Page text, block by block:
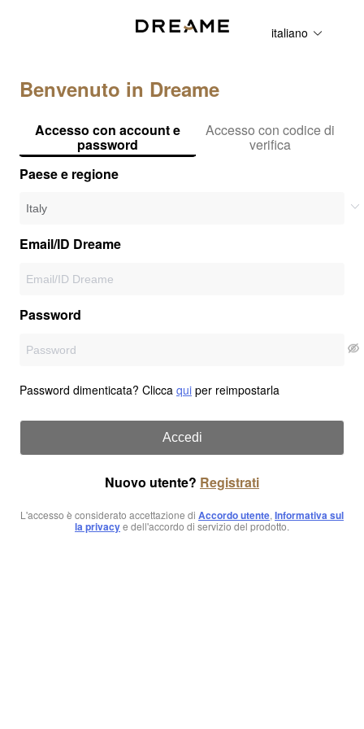
italiano
Benvenuto in Dreame
Accesso con account e
password
Accesso con codice di
verifica
Paese e regione
Email/ID Dreame
Password
Password dimenticata? Clicca qui per reimpostarla
Accedi
Nuovo utente? Registrati
L'accesso è considerato accettazione di Accordo utente, Informativa sul
la privacye dell'accordo di servizio del prodotto.